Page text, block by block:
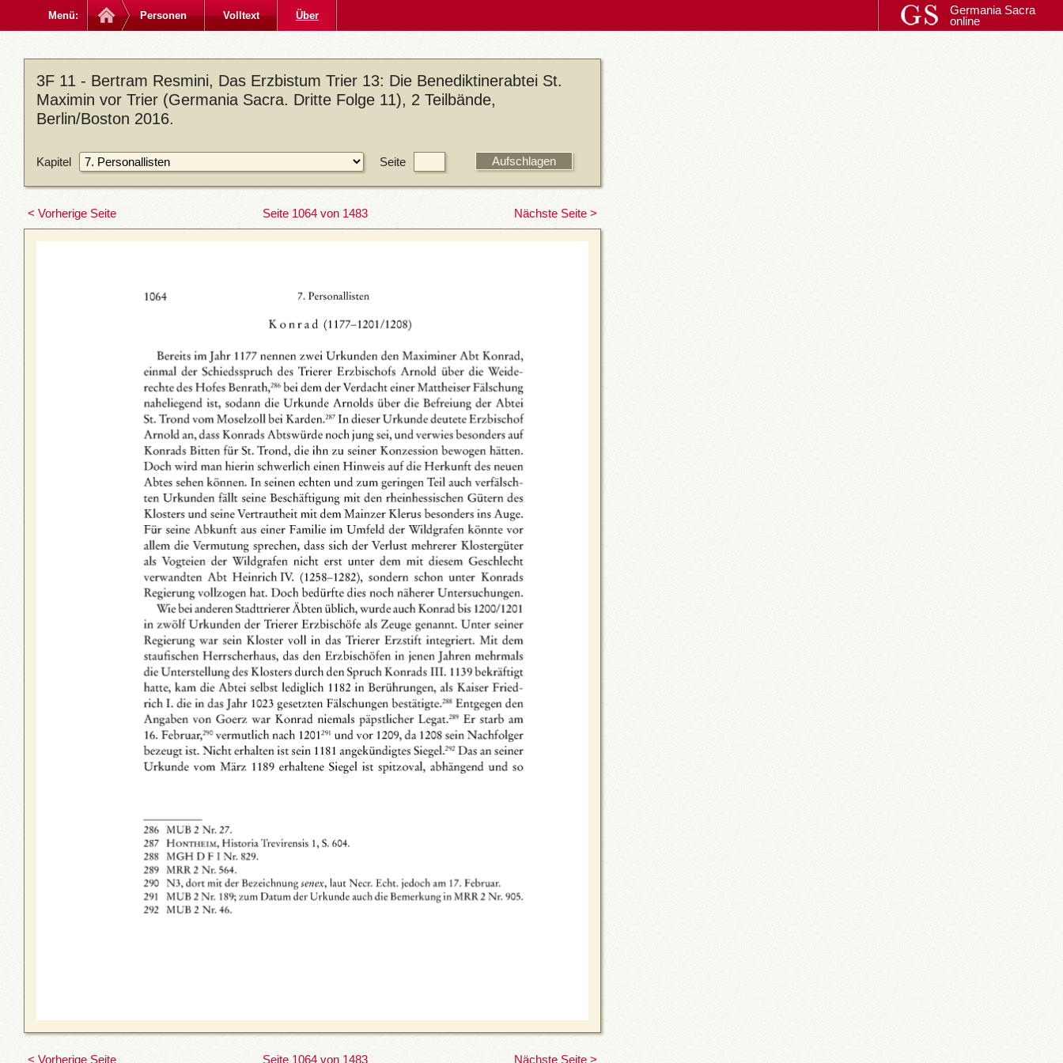
Menü: Personen Volltext Über
Germania Sacra
online
3F 11 - Bertram Resmini, Das Erzbistum Trier 13: Die Benediktinerabtei St.
Maximin vor Trier (Germania Sacra. Dritte Folge 11), 2 Teilbände,
Berlin/Boston 2016.
Kapitel Seite
< Vorherige Seite Seite 1064 von 1483 Nächste Seite >
< Vorherige Seite Seite 1064 von 1483 Nächste Seite >